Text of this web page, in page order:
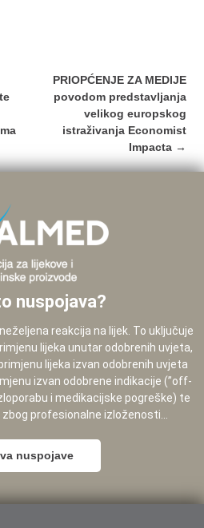
PRIOPĆENJE ZA MEDIJE
povodom predstavljanja
velikog europskog
istraživanja Economist
Impacta →
nuspojava?
reakcija na lijek. To uključuje
lijeka unutar odobrenih uvjeta,
lijeka izvan odobrenih uvjeta
izvan odobrene indikacije (”off-
i medikacijske pogreške) te
profesionalne izloženosti...
nuspojave